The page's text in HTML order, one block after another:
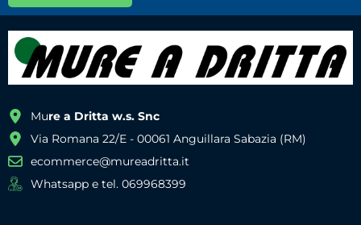
Mure a Dritta w.s. Snc
Via Romana 22/E - 00061 Anguillara Sabazia (RM)
ecommerce@mureadritta.it
Whatsapp e tel. 069968399